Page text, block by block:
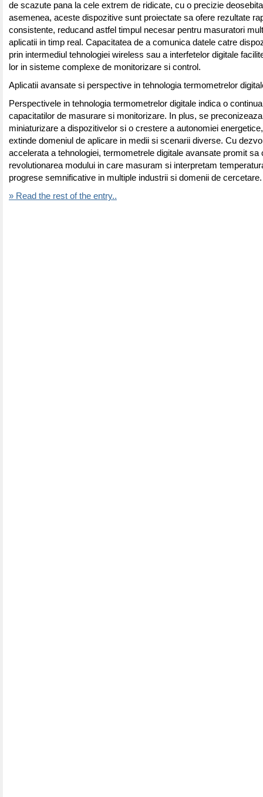
de scazute pana la cele extrem de ridicate, cu o precizie
asemenea, aceste dispozitive sunt proiectate sa ofere rezultate
consistente, reducand astfel timpul necesar pentru masuratori
aplicatii in timp real. Capacitatea de a comunica datele catre
prin intermediul tehnologiei wireless sau a interfetelor digitale
lor in sisteme complexe de monitorizare si control.
Aplicatii avansate si perspective in tehnologia termometrelor
Perspectivele in tehnologia termometrelor digitale indica o
capacitatilor de masurare si monitorizare. In plus, se
miniaturizare a dispozitivelor si o crestere a autonomiei
extinde domeniul de aplicare in medii si scenarii diverse. Cu
accelerata a tehnologiei, termometrele digitale avansate promit sa
revolutionarea modului in care masuram si interpretam
progrese semnificative in multiple industrii si domenii de cercetare.
» Read the rest of the entry..